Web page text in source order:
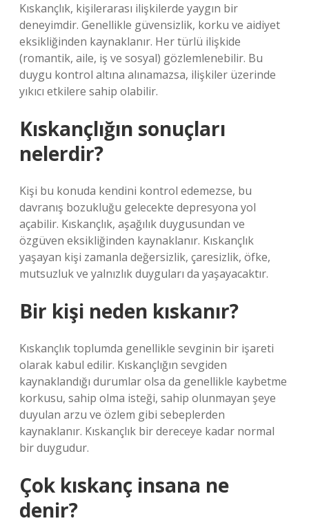
Kıskançlık, kişilerarası ilişkilerde yaygın bir
deneyimdir. Genellikle güvensizlik, korku ve aidiyet
eksikliğinden kaynaklanır. Her türlü ilişkide
(romantik, aile, iş ve sosyal) gözlemlenebilir. Bu
duygu kontrol altına alınamazsa, ilişkiler üzerinde
yıkıcı etkilere sahip olabilir.
Kıskançlığın sonuçları
nelerdir?
Kişi bu konuda kendini kontrol edemezse, bu
davranış bozukluğu gelecekte depresyona yol
açabilir. Kıskançlık, aşağılık duygusundan ve
özgüven eksikliğinden kaynaklanır. Kıskançlık
yaşayan kişi zamanla değersizlik, çaresizlik, öfke,
mutsuzluk ve yalnızlık duyguları da yaşayacaktır.
Bir kişi neden kıskanır?
Kıskançlık toplumda genellikle sevginin bir işareti
olarak kabul edilir. Kıskançlığın sevgiden
kaynaklandığı durumlar olsa da genellikle kaybetme
korkusu, sahip olma isteği, sahip olunmayan şeye
duyulan arzu ve özlem gibi sebeplerden
kaynaklanır. Kıskançlık bir dereceye kadar normal
bir duygudur.
Çok kıskanç insana ne
denir?